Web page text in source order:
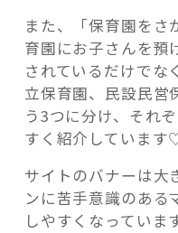
また、「保育園をさ
育園にお子さんを預
されているだけでな
立保育園、民設民営
う3つに分け、それ
すく紹介しています
サイトのバナーは大
ンに苦手意識のある
しやすくなっていま